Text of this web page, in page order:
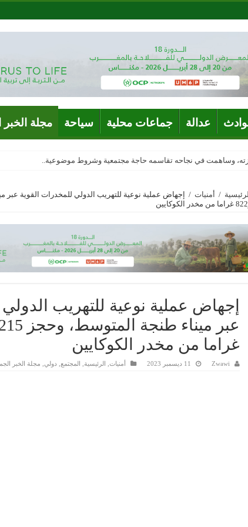
عدالة جماعات محلية سياحة مجلة
وساهمت في نجاحه تقاسمه حاجة مجتمعية وشروط موضوعية..
الرئيسية / أمنيات /
إجهاض عملية نوعية للتهريب
غراما من مخدر الكوكايين
Zwawi 11 ديسمبر 2023 أمنيات الرئيسية المجتمع دولي مجلة الخبر